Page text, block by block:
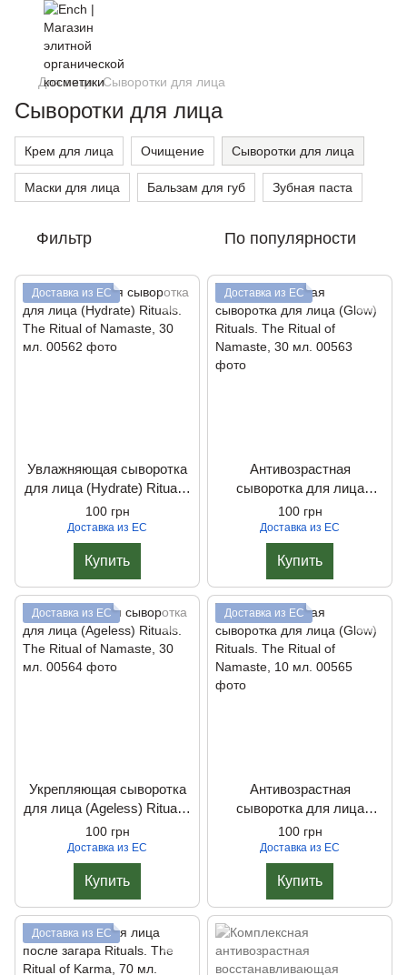
Для лица Сыворотки для лица
Сыворотки для лица
Крем для лица Очищение Сыворотки для лица
Маски для лица Бальзам для губ Зубная паста
Фильтр По популярности
Доставка из ЕС
Увлажняющая сыворотка
для лица (Hydrate) Rituals.
The Ritual of Namaste, 30
мл.
100 грн
Доставка из ЕС
Купить
Доставка из ЕС
Антивозрастная
сыворотка для лица
(Glow) Rituals. The Ritual of
Namaste, 30 мл.
100 грн
Доставка из ЕС
Купить
Доставка из ЕС
Укрепляющая сыворотка
для лица (Ageless) Rituals.
The Ritual of Namaste, 30
мл.
100 грн
Доставка из ЕС
Купить
Доставка из ЕС
Антивозрастная
сыворотка для лица
(Glow) Rituals. The Ritual of
Namaste, 10 мл.
100 грн
Доставка из ЕС
Купить
Доставка из ЕС